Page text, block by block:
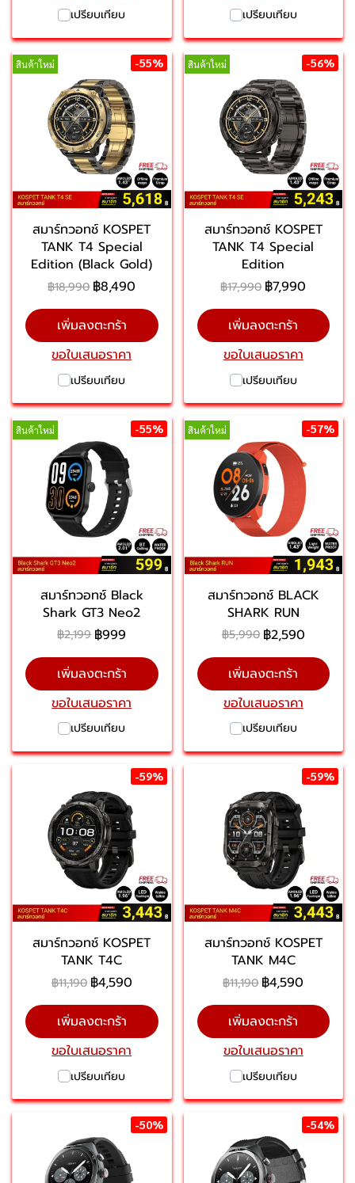
เปรียบเทียบ เปรียบเทียบ
สินค้าใหม่ -55%
สมาร์ทวอทช์ KOSPET
TANK T4 Special
Edition (Black Gold)
฿18,990 ฿8,490
เพิ่มลงตะกร้า
ขอใบเสนอราคา
เปรียบเทียบ
สินค้าใหม่ -56%
สมาร์ทวอทช์ KOSPET
TANK T4 Special
Edition
฿17,990 ฿7,990
เพิ่มลงตะกร้า
ขอใบเสนอราคา
เปรียบเทียบ
สินค้าใหม่ -55%
สมาร์ทวอทช์ Black
Shark GT3 Neo2
฿2,199 ฿999
เพิ่มลงตะกร้า
ขอใบเสนอราคา
เปรียบเทียบ
สินค้าใหม่ -57%
สมาร์ทวอทช์ BLACK
SHARK RUN
฿5,990 ฿2,590
เพิ่มลงตะกร้า
ขอใบเสนอราคา
เปรียบเทียบ
-59%
สมาร์ทวอทช์ KOSPET
TANK T4C
฿11,190 ฿4,590
เพิ่มลงตะกร้า
ขอใบเสนอราคา
เปรียบเทียบ
-59%
สมาร์ทวอทช์ KOSPET
TANK M4C
฿11,190 ฿4,590
เพิ่มลงตะกร้า
ขอใบเสนอราคา
เปรียบเทียบ
-50% -54%